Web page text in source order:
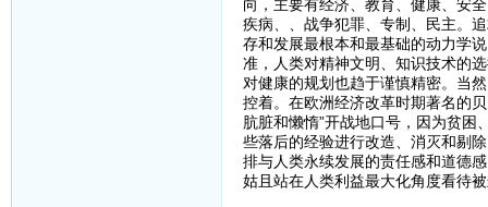
向，主要有经济、教育、健康、安
疾病、、战争犯罪、专制、民主。
存和发展最根本和最基础的动力学
准，人类对精神文明、知识技术的
对健康的规划也趋于谨慎精密。当
控着。在欧洲经济改革时期著名的
肮脏和懒惰”开战地口号，因为贫
些落后的经验进行改造、消灭和剔
排与人类永续发展的责任感和道德
姑且站在人类利益最大化角度看待